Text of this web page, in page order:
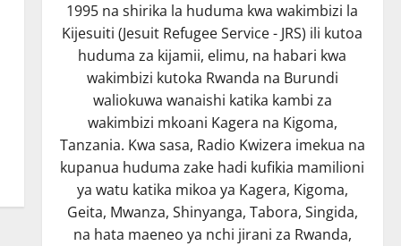
1995 na shirika la huduma kwa wakimbizi la
Kijesuiti (Jesuit Refugee Service - JRS) ili kutoa
huduma za kijamii, elimu, na habari kwa
wakimbizi kutoka Rwanda na Burundi
waliokuwa wanaishi katika kambi za
wakimbizi mkoani Kagera na Kigoma,
Tanzania. Kwa sasa, Radio Kwizera imekua na
kupanua huduma zake hadi kufikia mamilioni
ya watu katika mikoa ya Kagera, Kigoma,
Geita, Mwanza, Shinyanga, Tabora, Singida,
na hata maeneo ya nchi jirani za Rwanda,